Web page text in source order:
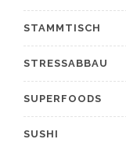
STAMMTISCH
STRESSABBAU
SUPERFOODS
SUSHI